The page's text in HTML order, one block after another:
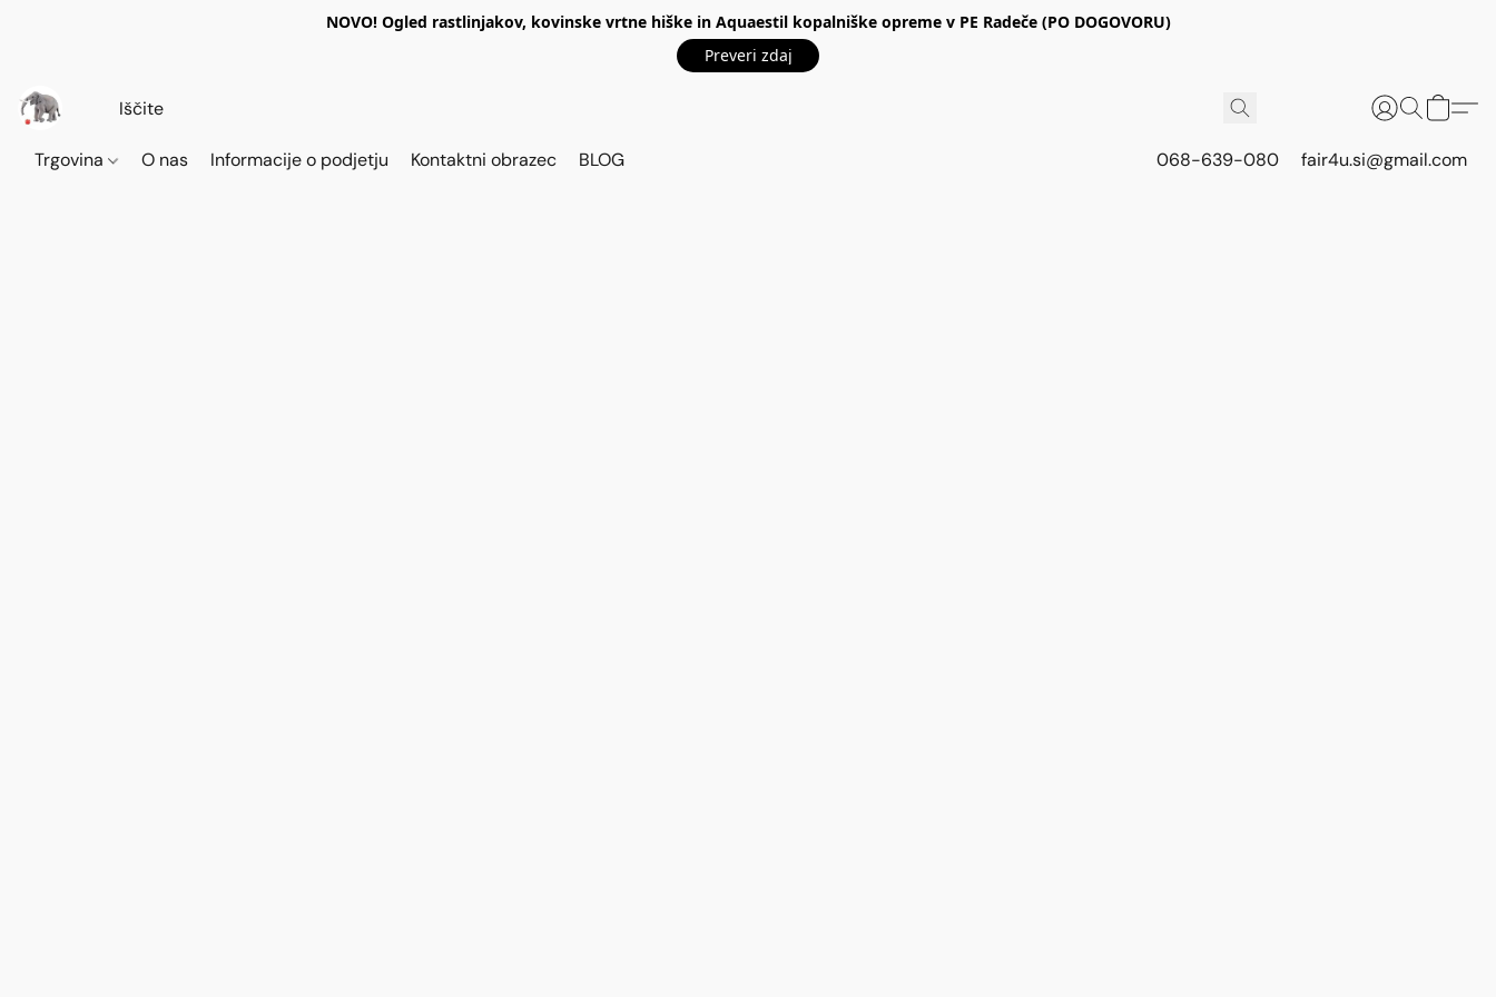
NOVO! Ogled rastlinjakov, kovinske vrtne hiške in Aquaestil kopalniške opreme v PE Radeče (PO DOGOVORU)
Preveri zdaj
Trgovina O nas Informacije o podjetju Kontaktni obrazec BLOG 068-639-080 fair4u.si@gmail.com